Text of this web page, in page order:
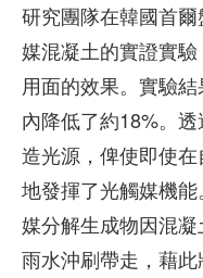
研究團隊在韓國首
媒混凝土的實證實
用面的效果。實驗
內降低了約18%。
造光源，俾使即使
地發揮了光觸媒機
媒分解生成物因混
雨水沖刷帶走，藉